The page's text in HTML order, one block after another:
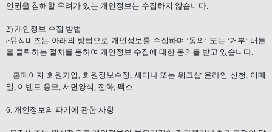
인권을 침해할 우려가 있는 개인정보는 수집하지 않습니다.
2) 개인정보 수집 방법
e뮤직비즈는 아래의 방법으로 개인정보를 수집하며 ‘동의’ 또는 ‘거부’ 버튼
을 클릭하는 절차를 통하여 개인정보 수집에 대한 동의를 받고 있습니다.
− 홈페이지 회원가입, 회원정보수정, 세미나 또는 워크샵 온라인 신청, 이메
일, 이벤트 응모, 서면양식, 전화, 팩스
6. 개인정보의 파기에 관한 사항